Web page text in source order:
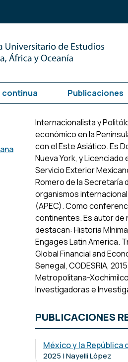
continua Publicaciones
Internacionalista y
económico en la
con el Este Asiático. Es
Nueva York, y
Servicio Exterior
Romero de la Secretaría
organismos
(APEC). Como
continentes. Es autor
destacan: Historia
Engages Latin America.
Global Financial and
Senegal, CODESRIA,
Metropolitana-
Investigadoras e
PUBLICACIONES
México y la República
2025 | Nayelli López